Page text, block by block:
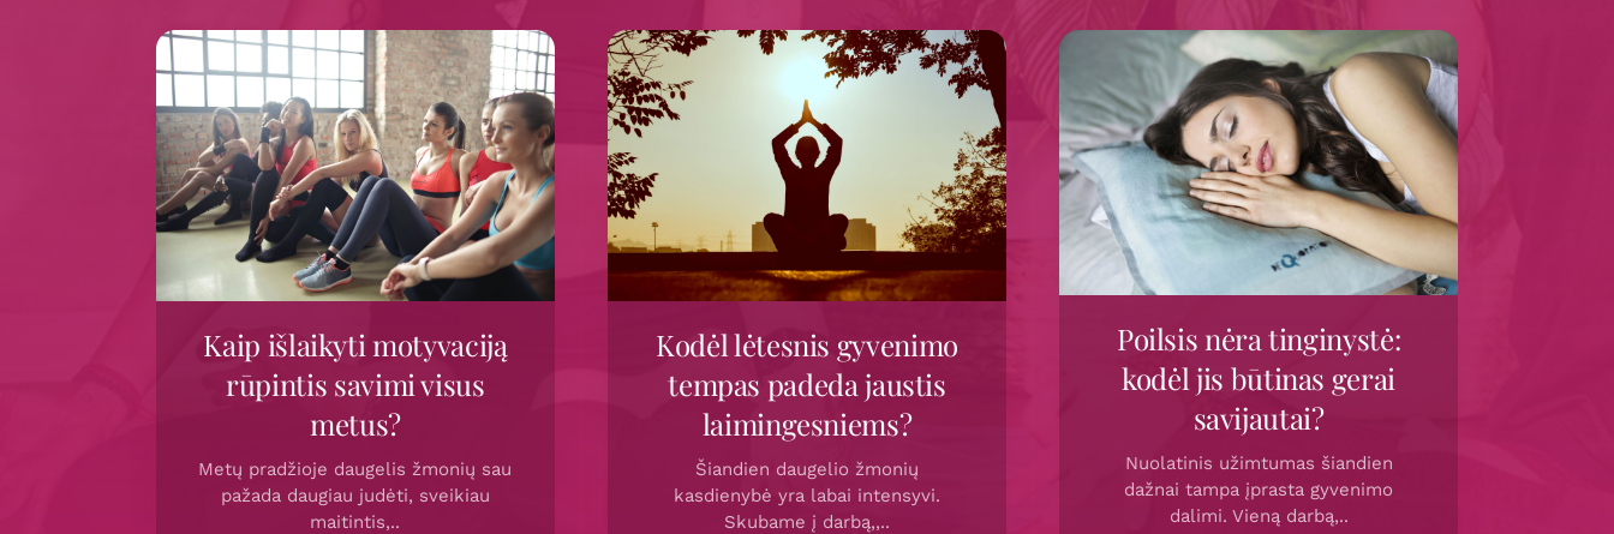
Kaip išlaikyti motyvaciją
rūpintis savimi visus
metus?
Metų pradžioje daugelis žmonių sau
pažada daugiau judėti, sveikiau
maitintis,..
Kodėl lėtesnis gyvenimo
tempas padeda jaustis
laimingesniems?
Šiandien daugelio žmonių
kasdienybė yra labai intensyvi.
Skubame į darbą,,..
Poilsis nėra tinginystė:
kodėl jis būtinas gerai
savijautai?
Nuolatinis užimtumas šiandien
dažnai tampa įprasta gyvenimo
dalimi. Vieną darbą,..